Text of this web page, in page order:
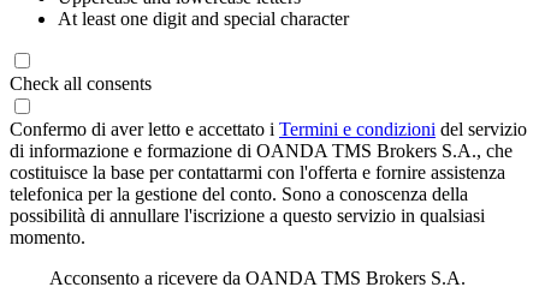
At least one digit and special character
Check all consents
Confermo di aver letto e accettato i Termini e condizioni del servizio
di informazione e formazione di OANDA TMS Brokers S.A., che
costituisce la base per contattarmi con l'offerta e fornire assistenza
telefonica per la gestione del conto. Sono a conoscenza della
possibilità di annullare l'iscrizione a questo servizio in qualsiasi
momento.
Acconsento a ricevere da OANDA TMS Brokers S.A.